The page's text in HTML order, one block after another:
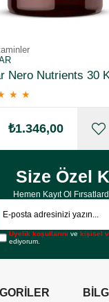
★ ★
₺1.346,00
Size Özel
Hemen Kayıt Ol
Üyelik koşullarını vekişisel
ediyorum.